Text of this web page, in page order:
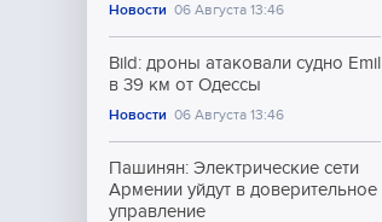
Новости 06 Августа 13:46
Bild: дроны атаковали судно Emil
в 39 км от Одессы
Новости 06 Августа 13:46
Пашинян: Электрические сети
Армении уйдут в доверительное
управление